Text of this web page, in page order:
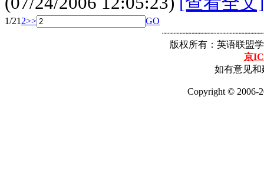
1/21 2>>
GO
版权所有：英语联盟
京
如有意见和
Copyright © 2006-